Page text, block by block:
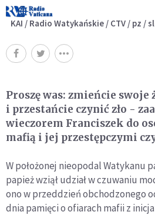
KAI / Radio Watykańskie / CTV / pz /
Proszę was: zmieńcie swoje
i przestańcie czynić zło -
wieczorem Franciszek do
mafią i jej przestępczymi
W położonej nieopodal Watykanu
papież wziął udział w czuwaniu
ono w przeddzień obchodzonego
dnia pamięci o ofiarach mafii z